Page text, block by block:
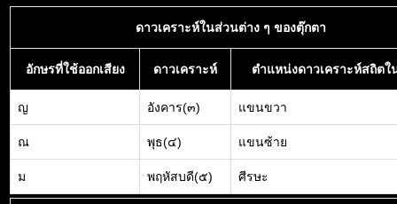
ดาวเคราะห์ในส่วนต่าง ๆ ของตุ๊กตา
อักษรที่ใช้ออกเสียง ดาวเคราะห์ ตำแหน่งดาวเคราะห์สถิตใ
ญ อังคาร(๓) แขนขวา
ณ พุธ(๔) แขนซ้าย
ม พฤหัสบดี(๕) ศีรษะ